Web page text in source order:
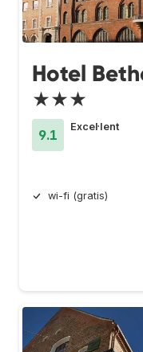
Hotel
★★★
9.1
Excel·lent
wi-fi (gratis)